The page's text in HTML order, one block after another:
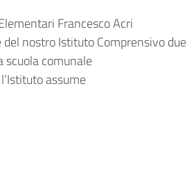
Francesco Acri
nostro Istituto Comprensivo due
scuola comunale
assume